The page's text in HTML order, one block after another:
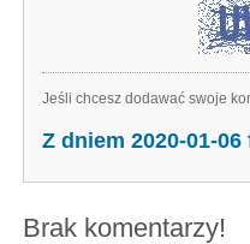
Jeśli chcesz dodawać swoje
Z dniem 2020-01-
Brak komentarzy!